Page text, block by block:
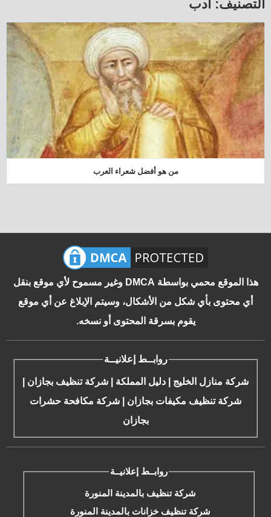
التصنيف: أدب
من هو أفضل شعراء العرب
هذا الموقع محمي بواسطة DMCA وغير مسموح لأي موقع بنقل
أي محتوى بأي شكل من الأشكال، وسيتم الإبلاغ عن أي موقع
يقوم بسرقة المحتوى أو نسخه.
روابــط إعلانيــة
شركة منازل الخليج دليل المملكة شركة تنظيف بجازان
شركة تنظيف مكيفات بجازان
شركة مكافحة حشرات
بجازان
روابــط إعلانيــة
شركة تنظيف بالمدينة المنورة
شركة تنظيف خزانات بالمدينة المنورة